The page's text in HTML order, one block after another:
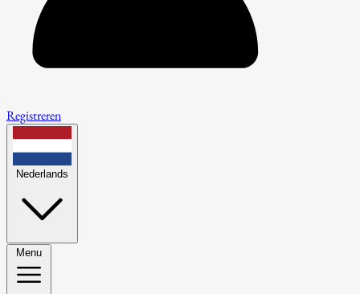
Registreren
Nederlands
Menu